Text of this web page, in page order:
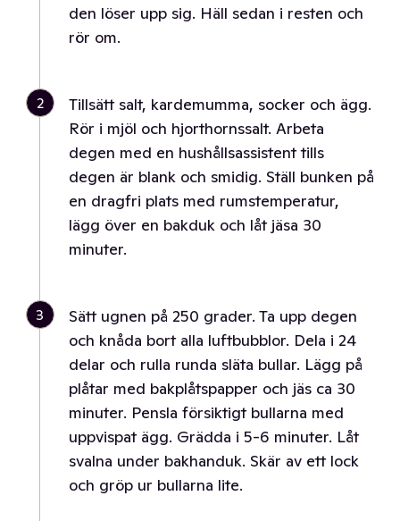
den löser upp sig. Häll sedan i resten och
rör om.
2
Tillsätt salt, kardemumma, socker och ägg.
Rör i mjöl och hjorthornssalt. Arbeta
degen med en hushållsassistent tills
degen är blank och smidig. Ställ bunken på
en dragfri plats med rumstemperatur,
lägg över en bakduk och låt jäsa 30
minuter.
3
Sätt ugnen på 250 grader. Ta upp degen
och knåda bort alla luftbubblor. Dela i 24
delar och rulla runda släta bullar. Lägg på
plåtar med bakplåtspapper och jäs ca 30
minuter. Pensla försiktigt bullarna med
uppvispat ägg. Grädda i 5-6 minuter. Låt
svalna under bakhanduk. Skär av ett lock
och gröp ur bullarna lite.